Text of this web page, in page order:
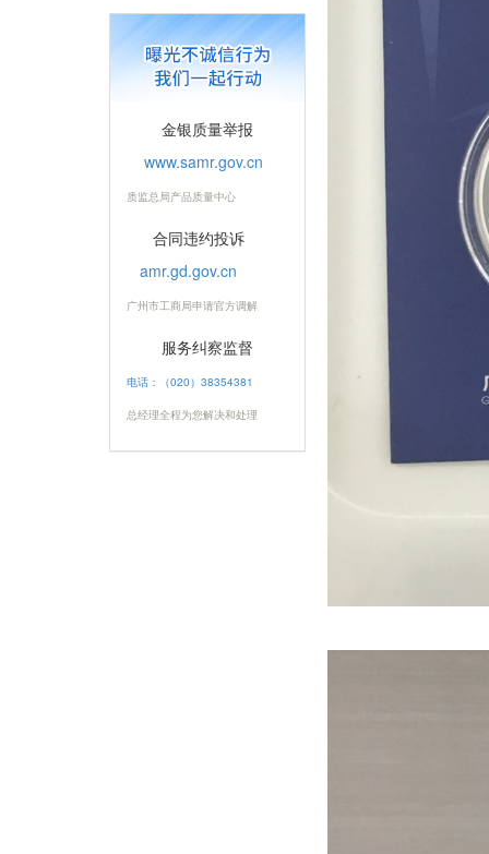
金银质量举报
www.samr.gov.cn
质监总局产品质量中心
合同违约投诉
amr.gd.gov.cn
广州市工商局申请官方调解
服务纠察监督
电话：（020）38354381
总经理全程为您解决和处理